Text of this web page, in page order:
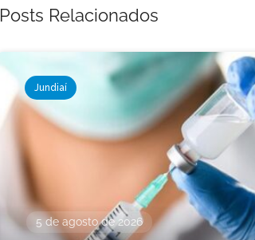
Posts Relacionados
Jundiaí
5 de agosto de 2026